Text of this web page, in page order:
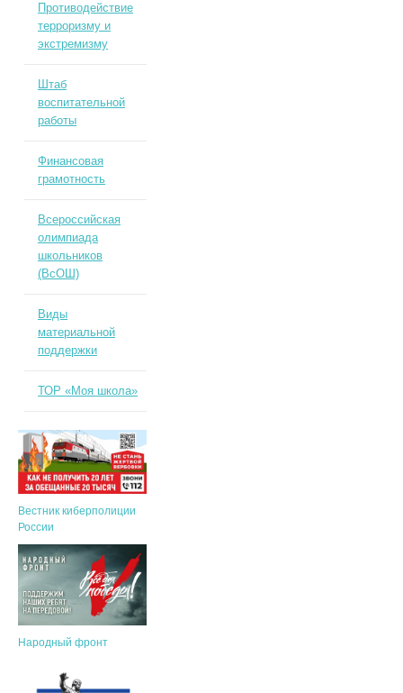
Противодействие
терроризму и
экстремизму
Штаб
воспитательной
работы
Финансовая
грамотность
Всероссийская
олимпиада
школьников
(ВсОШ)
Виды
материальной
поддержки
ТОР «Моя школа»
Вестник киберполиции
России
Народный фронт